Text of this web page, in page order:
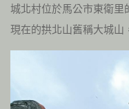
城北村位於馬公市東衛里
現在的拱北山舊稱大城山